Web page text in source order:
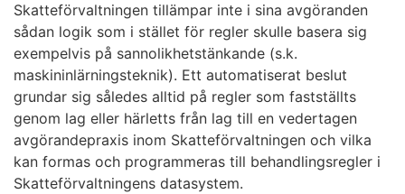
Skatteförvaltningen tillämpar inte i sina avgöranden
sådan logik som i stället för regler skulle basera sig
exempelvis på sannolikhetstänkande (s.k.
maskininlärningsteknik). Ett automatiserat beslut
grundar sig således alltid på regler som fastställts
genom lag eller härletts från lag till en vedertagen
avgörandepraxis inom Skatteförvaltningen och vilka
kan formas och programmeras till behandlingsregler i
Skatteförvaltningens datasystem.